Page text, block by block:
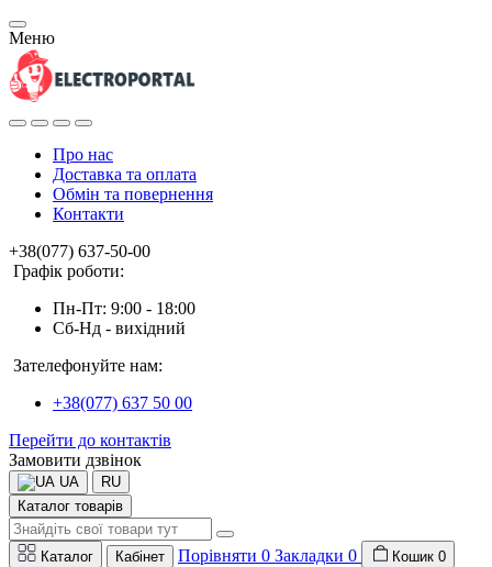
Меню
Про нас
Доставка та оплата
Обмін та повернення
Контакти
+38(077) 637-50-00
Графік роботи:
Пн-Пт: 9:00 - 18:00
Сб-Нд - вихідний
Зателефонуйте нам:
+38(077) 637 50 00
Перейти до контактів
Замовити дзвінок
UA
RU
Каталог товарів
Каталог Кабінет Порівняти 0 Закладки 0 Кошик 0